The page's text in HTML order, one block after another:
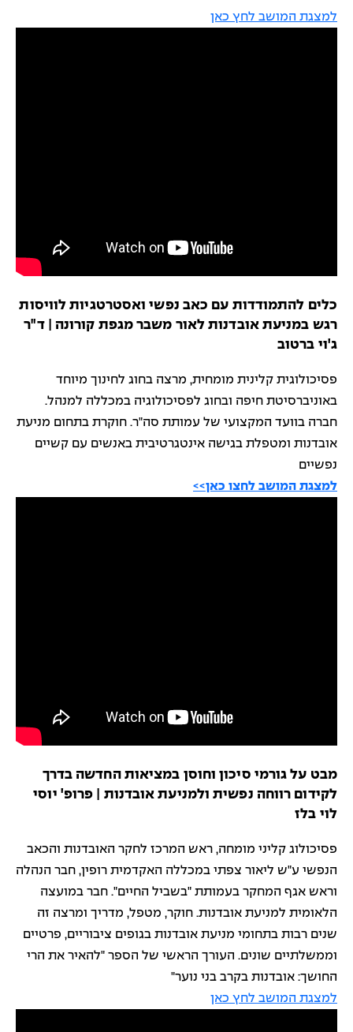
למצגת המושב לחץ כאן
כלים להתמודדות עם כאב נפשי ואסטרטגיות לוויסות
רגש במניעת אובדנות לאור משבר מגפת קורונה | ד"ר
ג'וי ברטוב
פסיכולוגית קלינית מומחית, מרצה בחוג לחינוך מיוחד
באוניברסיטת חיפה ובחוג לפסיכולוגיה במכללה למנהל.
חברה בוועד המקצועי של עמותת סה"ר. חוקרת בתחום מניעת
אובדנות ומטפלת בגישה אינטגרטיבית באנשים עם קשיים
נפשיים
למצגת המושב לחצו כאן>>
מבט על גורמי סיכון וחוסן במציאות החדשה בדרך
לקידום רווחה נפשית ולמניעת אובדנות | פרופ' יוסי
לוי בלז
פסיכולוג קליני מומחה, ראש המרכז לחקר האובדנות והכאב
הנפשי ע"ש ליאור צפתי במכללה האקדמית רופין, חבר הנהלה
וראש אגף המחקר בעמותת "בשביל החיים". חבר במועצה
הלאומית למניעת אובדנות. חוקר, מטפל, מדריך ומרצה זה
שנים רבות בתחומי מניעת אובדנות בגופים ציבוריים, פרטיים
וממשלתיים שונים. העורך הראשי של הספר "להאיר את הרי
החושך: אובדנות בקרב בני נוער"
למצגת המושב לחץ כאן